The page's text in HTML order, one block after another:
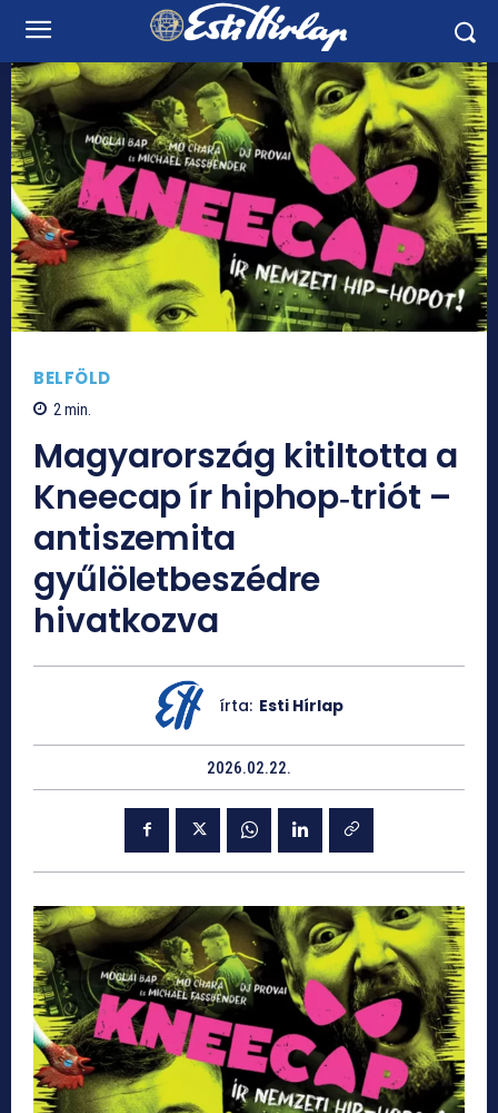
BELFÖLD
2min.
Magyarország kitiltotta a
Kneecap ír hiphop‑triót –
antiszemita
gyűlöletbeszédre
hivatkozva
írta: Esti Hírlap
2026.02.22.